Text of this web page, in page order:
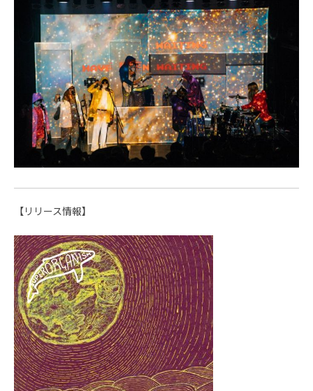
【リリース情報】